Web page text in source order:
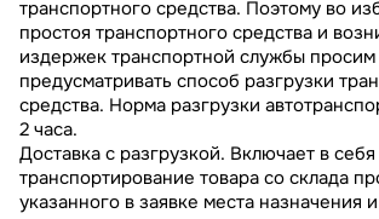
транспортного средства. Поэтому во
простоя транспортного средства и
издержек транспортной службы просим
предусматривать способ разгрузки
средства. Норма разгрузки
2 часа.
Доставка с разгрузкой. Включает в себя
транспортирование товара со склада
указанного в заявке места